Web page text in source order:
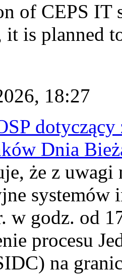
of CEPS IT
is planned
18:27
dotyczący
Dnia
że z uwagi
systemów
w godz. od
procesu
na